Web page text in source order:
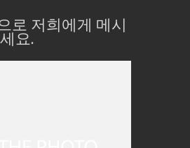
로 저희에게 메시
요.